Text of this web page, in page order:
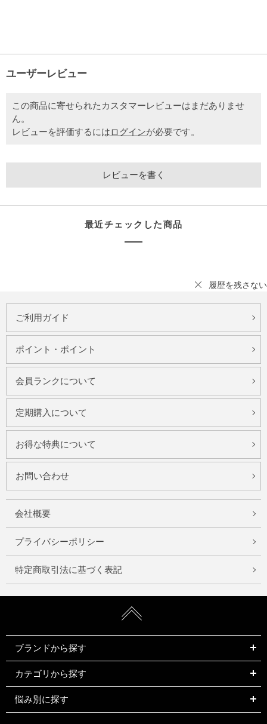
ユーザーレビュー
この商品に寄せられたカスタマーレビューはまだありませ
ん。
レビューを評価するにはログインが必要です。
レビューを書く
最近チェックした商品
履歴を残さない
ご利用ガイド
ポイント・ポイント
会員ランクについて
定期購入について
お得な特典について
お問い合わせ
会社概要
プライバシーポリシー
特定商取引法に基づく表記
ブランドから探す
カテゴリから探す
悩み別に探す